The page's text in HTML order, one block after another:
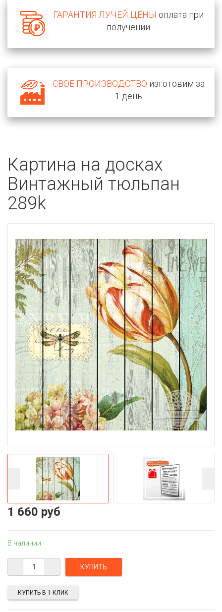
ГАРАНТИЯ ЛУЧЕЙ ЦЕНЫ оплата при
получении
СВОЕ ПРОИЗВОДСТВО изготовим за
1 день
Картина на досках
Винтажный тюльпан
289k
1 660 руб
В наличии
КУПИТЬ В 1 КЛИК